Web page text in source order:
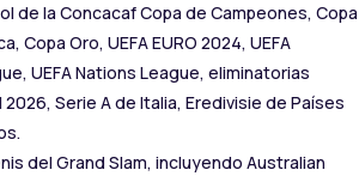
de la Concacaf Copa de Campeones, Copa
Copa Oro, UEFA EURO 2024, UEFA
UEFA Nations League, eliminatorias
2026, Serie A de Italia, Eredivisie de Países
del Grand Slam, incluyendo Australian